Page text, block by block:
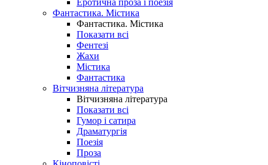
Еротична проза і поезія
Фантастика. Містика
Фантастика. Містика
Показати всі
Фентезі
Жахи
Містика
Фантастика
Вітчизняна література
Вітчизняна література
Показати всі
Гумор і сатира
Драматургія
Поезія
Проза